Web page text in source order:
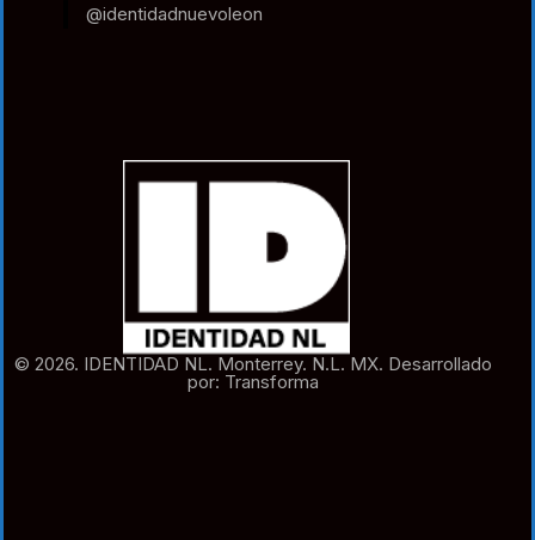
@identidadnuevoleon
© 2026. IDENTIDAD NL. Monterrey. N.L. MX. Desarrollado
por: Transforma